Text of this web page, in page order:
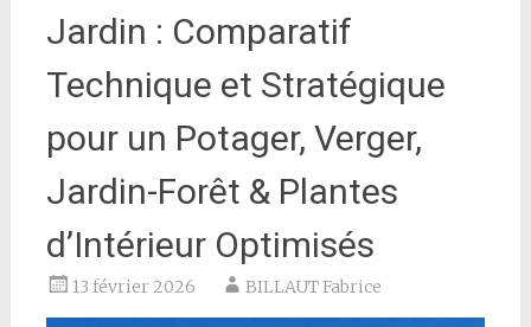
Jardin : Comparatif
Technique et Stratégique
pour un Potager, Verger,
Jardin-Forêt & Plantes
d’Intérieur Optimisés
13 février 2026 BILLAUT Fabrice